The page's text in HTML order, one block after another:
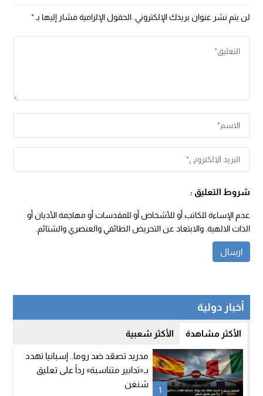
لن يتم نشر عنوان بريدك الإلكتروني. الحقول الإلزامية مشار إليها بـ*
شروط التعليق :
عدم الإساءة للكاتب أو للأشخاص أو للمقدسات أو مهاجمة الأديان أو
الذات الالهية. والابتعاد عن التحريض الطائفي والعنصري والشتائم.
أخبار دولية
الأكثر مشاهدة الأكثر شعبية
1
مدريد تصعّد ضد روما.. إسبانيا تهدد
بـ«تدابير متناسبة» رداً على تعليق
شنغن